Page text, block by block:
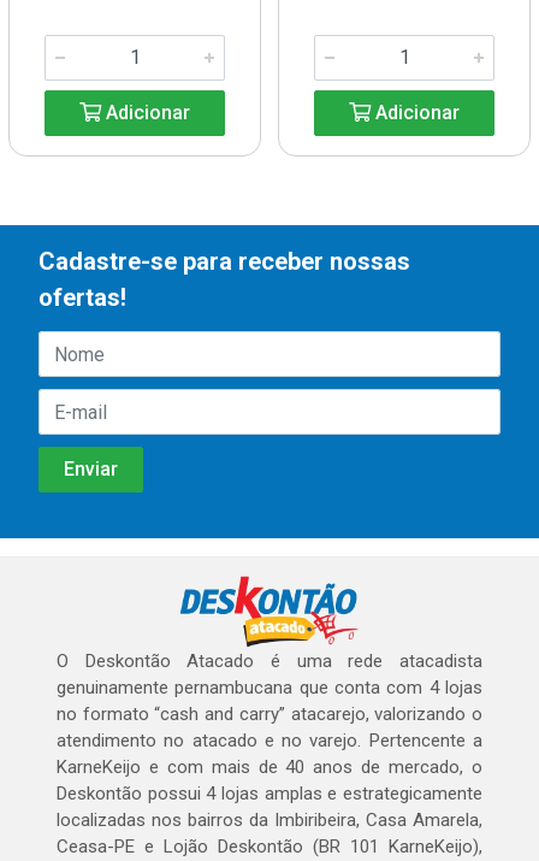
Adicionar Adicionar
Cadastre-se para receber nossas
ofertas!
O Deskontão Atacado é uma rede atacadista
genuinamente pernambucana que conta com 4 lojas
no formato “cash and carry” atacarejo, valorizando o
atendimento no atacado e no varejo. Pertencente a
KarneKeijo e com mais de 40 anos de mercado, o
Deskontão possui 4 lojas amplas e estrategicamente
localizadas nos bairros da Imbiribeira, Casa Amarela,
Ceasa-PE e Lojão Deskontão (BR 101 KarneKeijo),